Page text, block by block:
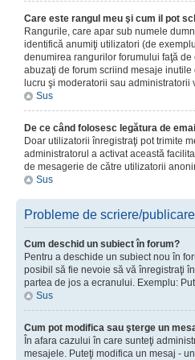
Care este rangul meu şi cum il pot
Rangurile, care apar sub numele
identifică anumiţi utilizatori (de
denumirea rangurilor forumului faţă
abuzaţi de forum scriind mesaje
lucru şi moderatorii sau
Sus
De ce când folosesc legătura de
Doar utilizatorii înregistraţi pot trimite
administratorul a activat această
de mesagerie de către utilizatorii
Sus
Probleme de scriere/
Cum deschid un subiect în forum?
Pentru a deschide un subiect nou în
posibil să fie nevoie să vă înregistraţi
partea de jos a ecranului. Exemplu:
Sus
Cum pot modifica sau şterge un
În afara cazului în care sunteţi
mesajele. Puteţi modifica un mesaj -